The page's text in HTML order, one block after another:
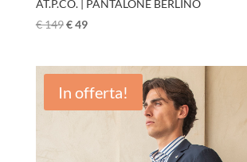
AT.P.CO. | PANTALONE BERLINO
€149€49
In offerta!